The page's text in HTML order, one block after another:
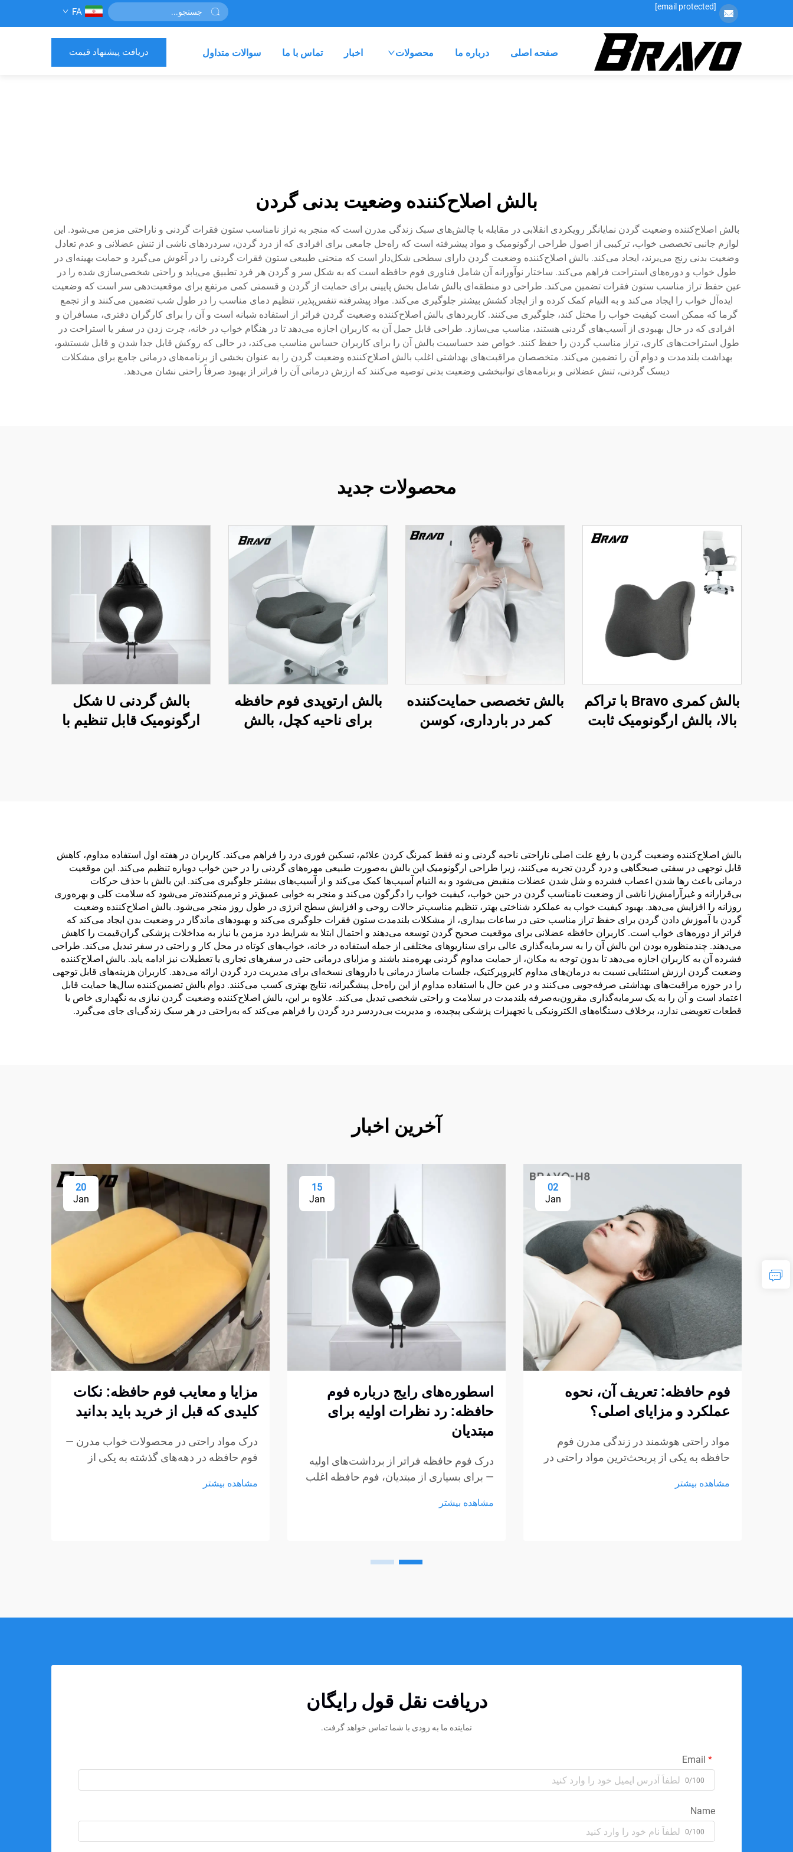
[email protected]
FA
صفحه اصلی درباره ما محصولات اخبار تماس با ما سوالات متداول دریافت پیشنهاد قیمت
بالش اصلاح‌کننده وضعیت بدنی گردن
بالش اصلاح‌کننده وضعیت گردن نمایانگر رویکردی انقلابی در مقابله با چالش‌های سبک زندگی مدرن است که منجر به تراز نامناسب ستون فقرات گردنی و ناراحتی مزمن می‌شود. این
لوازم جانبی تخصصی خواب، ترکیبی از اصول طراحی ارگونومیک و مواد پیشرفته است که راه‌حل جامعی برای افرادی که از درد گردن، سردردهای ناشی از تنش عضلانی و عدم تعادل
وضعیت بدنی رنج می‌برند، ایجاد می‌کند. بالش اصلاح‌کننده وضعیت گردن دارای سطحی شکل‌دار است که منحنی طبیعی ستون فقرات گردنی را در آغوش می‌گیرد و حمایت بهینه‌ای در
طول خواب و دوره‌های استراحت فراهم می‌کند. ساختار نوآورانه آن شامل فناوری فوم حافظه است که به شکل سر و گردن هر فرد تطبیق می‌یابد و راحتی شخصی‌سازی شده را در
عین حفظ تراز مناسب ستون فقرات تضمین می‌کند. طراحی دو منطقه‌ای بالش شامل بخش پایینی برای حمایت از گردن و قسمتی کمی مرتفع برای موقعیت‌دهی سر است که وضعیت
ایده‌آل خواب را ایجاد می‌کند و به التیام کمک کرده و از ایجاد کشش بیشتر جلوگیری می‌کند. مواد پیشرفته تنفس‌پذیر، تنظیم دمای مناسب را در طول شب تضمین می‌کنند و از تجمع
گرما که ممکن است کیفیت خواب را مختل کند، جلوگیری می‌کنند. کاربردهای بالش اصلاح‌کننده وضعیت گردن فراتر از استفاده شبانه است و آن را برای کارگران دفتری، مسافران و
افرادی که در حال بهبودی از آسیب‌های گردنی هستند، مناسب می‌سازد. طراحی قابل حمل آن به کاربران اجازه می‌دهد تا در هنگام خواب در خانه، چرت زدن در سفر یا استراحت در
طول استراحت‌های کاری، تراز مناسب گردن را حفظ کنند. خواص ضد حساسیت بالش آن را برای کاربران حساس مناسب می‌کند، در حالی که روکش قابل جدا شدن و قابل شستشو،
بهداشت بلندمدت و دوام آن را تضمین می‌کند. متخصصان مراقبت‌های بهداشتی اغلب بالش اصلاح‌کننده وضعیت گردن را به عنوان بخشی از برنامه‌های درمانی جامع برای مشکلات
دیسک گردنی، تنش عضلانی و برنامه‌های توانبخشی وضعیت بدنی توصیه می‌کنند که ارزش درمانی آن را فراتر از بهبود صرفاً راحتی نشان می‌دهد.
محصولات جدید
بالش کمری Bravo با تراکم
بالا، بالش ارگونومیک ثابت
بالش تخصصی حمایت‌کننده
کمر در بارداری، کوسن
بالش ارتوپدی فوم حافظه
برای ناحیه کچل، بالش
بالش گردنی U شکل
ارگونومیک قابل تنظیم با
بالش اصلاح‌کننده وضعیت گردن با رفع علت اصلی ناراحتی ناحیه گردنی و نه فقط کمرنگ کردن علائم، تسکین فوری درد را فراهم می‌کند. کاربران در هفته اول استفاده مداوم، کاهش
قابل توجهی در سفتی صبحگاهی و درد گردن تجربه می‌کنند، زیرا طراحی ارگونومیک این بالش به‌صورت طبیعی مهره‌های گردنی را در حین خواب دوباره تنظیم می‌کند. این موقعیت
درمانی باعث رها شدن اعصاب فشرده و شل شدن عضلات منقبض می‌شود و به التیام آسیب‌ها کمک می‌کند و از آسیب‌های بیشتر جلوگیری می‌کند. این بالش با حذف حرکات
بی‌قرارانه و غیرآرامش‌زا ناشی از وضعیت نامناسب گردن در حین خواب، کیفیت خواب را دگرگون می‌کند و منجر به خوابی عمیق‌تر و ترمیم‌کننده‌تر می‌شود که سلامت کلی و بهره‌وری
روزانه را افزایش می‌دهد. بهبود کیفیت خواب به عملکرد شناختی بهتر، تنظیم مناسب‌تر حالات روحی و افزایش سطح انرژی در طول روز منجر می‌شود. بالش اصلاح‌کننده وضعیت
گردن با آموزش دادن گردن برای حفظ تراز مناسب حتی در ساعات بیداری، از مشکلات بلندمدت ستون فقرات جلوگیری می‌کند و بهبودهای ماندگار در وضعیت بدن ایجاد می‌کند که
فراتر از دوره‌های خواب است. کاربران حافظه عضلانی برای موقعیت صحیح گردن توسعه می‌دهند و احتمال ابتلا به شرایط درد مزمن یا نیاز به مداخلات پزشکی گران‌قیمت را کاهش
می‌دهند. چندمنظوره بودن این بالش آن را به سرمایه‌گذاری عالی برای سناریوهای مختلفی از جمله استفاده در خانه، خواب‌های کوتاه در محل کار و راحتی در سفر تبدیل می‌کند. طراحی
فشرده آن به کاربران اجازه می‌دهد تا بدون توجه به مکان، از حمایت مداوم گردنی بهره‌مند باشند و مزایای درمانی حتی در سفرهای تجاری یا تعطیلات نیز ادامه یابد. بالش اصلاح‌کننده
وضعیت گردن ارزش استثنایی نسبت به درمان‌های مداوم کایروپرکتیک، جلسات ماساژ درمانی یا داروهای نسخه‌ای برای مدیریت درد گردن ارائه می‌دهد. کاربران هزینه‌های قابل توجهی
را در حوزه مراقبت‌های بهداشتی صرفه‌جویی می‌کنند و در عین حال با استفاده مداوم از این راه‌حل پیشگیرانه، نتایج بهتری کسب می‌کنند. دوام بالش تضمین‌کننده سال‌ها حمایت قابل
اعتماد است و آن را به یک سرمایه‌گذاری مقرون‌به‌صرفه بلندمدت در سلامت و راحتی شخصی تبدیل می‌کند. علاوه بر این، بالش اصلاح‌کننده وضعیت گردن نیازی به نگهداری خاص یا
قطعات تعویضی ندارد، برخلاف دستگاه‌های الکترونیکی یا تجهیزات پزشکی پیچیده، و مدیریت بی‌دردسر درد گردن را فراهم می‌کند که به‌راحتی در هر سبک زندگی‌ای جای می‌گیرد.
آخرین اخبار
02
Jan
فوم حافظه: تعریف آن، نحوه
عملکرد و مزایای اصلی؟
مواد راحتی هوشمند در زندگی مدرن فوم
حافظه به یکی از پربحث‌ترین مواد راحتی در
شخصی تبدیل شده است. از تشک‌ها و بالش‌ها
مشاهده بیشتر
15
Jan
اسطوره‌های رایج درباره فوم
حافظه: رد نظرات اولیه برای
مبتدیان
درک فوم حافظه فراتر از برداشت‌های اولیه
— برای بسیاری از مبتدیان، فوم حافظه اغلب
تبلیغات، گفتگوهای غیررسمی یا تجربیات کوتاه
مشاهده بیشتر
20
Jan
مزایا و معایب فوم حافظه: نکات
کلیدی که قبل از خرید باید بدانید
درک مواد راحتی در محصولات خواب مدرن —
فوم حافظه در دهه‌های گذشته به یکی از
محصولات نشیمن تبدیل شده است.
مشاهده بیشتر
دریافت نقل قول رایگان
نماینده ما به زودی با شما تماس خواهد گرفت.
0/100
Name
0/100